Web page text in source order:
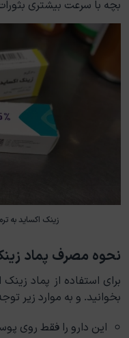
بچه با سرعت بیشتری
زینک اکساید به
نحوه مصرف پماد
برای استفاده از پماد
بخوانید. و به موارد زیر
این دارو را فقط روی